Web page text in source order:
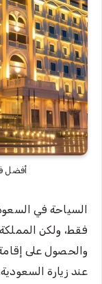
أفضل
السياحة في
فقط، ولكن
والحصول على
عند زيارة